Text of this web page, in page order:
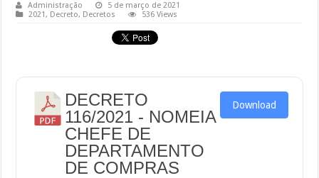
Administração
5 de março de 2021
2021, Decreto, Decretos 536 Views
DECRETO
116/2021 - NOMEIA
CHEFE DE
DEPARTAMENTO
DE COMPRAS
Download